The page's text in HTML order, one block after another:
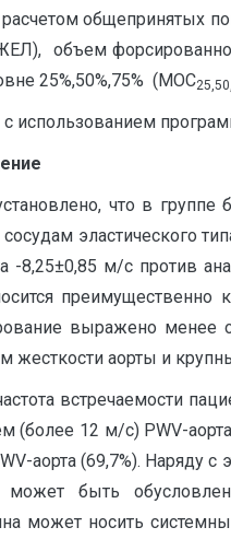
общепринятых
объем
25%,50%,75% (МОС
с использованием
что в
эластического
-8,25±0,85 м/с против
выражено
жесткости аорты и
встречаемости
(более 12 м/с) PWV-
аорта (69,7%). Наряду
быть
может носить